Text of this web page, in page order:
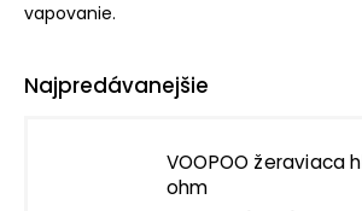
vapovanie.
Najpredávanejšie
VOOPOO žeraviaca
ohm